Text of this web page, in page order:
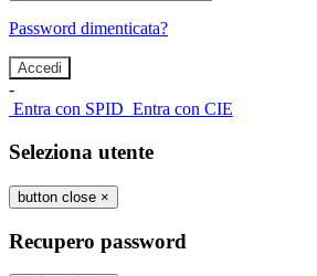
Password dimenticata?
-
Entra con SPID Entra con CIE
Seleziona utente
button close ×
Recupero password